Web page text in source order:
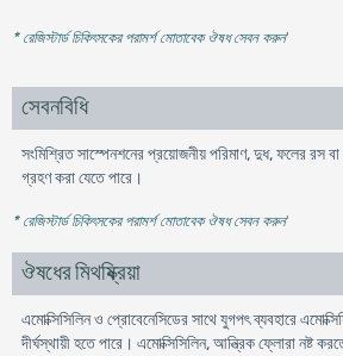
* রেজিস্টার্ড চিকিৎসকের পরামর্শ মোতাবেক ঔষধ সেবন করুন'
সেবনবিধি
সংমিশ্রিত সাস্পেনশনের প্রয়োজনীয় পরিমাণ, দুধ, ফলের রস বা
গ্রহণ করা যেতে পারে।
* রেজিস্টার্ড চিকিৎসকের পরামর্শ মোতাবেক ঔষধ সেবন করুন'
ঔষধের মিথষ্ক্রিয়া
এমোক্সিসিলিন ও প্রোবেনেসিডের সাথে যুগপৎ ব্যবহারে
দীর্ঘস্থায়ী হতে পারে। এমোক্সিসিলিন, আন্ত্রিক ফ্লোরা নষ্ট